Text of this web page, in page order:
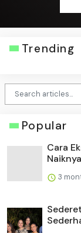
Trending
Popular
Cara
3